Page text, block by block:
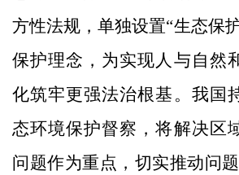
方性法规，单独设置“生态保
保护理念，为实现人与自然
化筑牢更强法治根基。我国
态环境保护督察，将解决区
问题作为重点，切实推动问